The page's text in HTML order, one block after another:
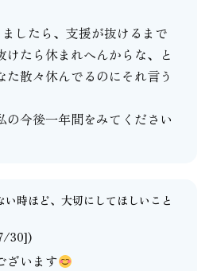
したら、支援が抜けるまで
けたら休まれへんからな、と
た散々休んでるのにそれ言う
の今後一年間をみてください
時ほど、大切にしてほしいこと
30])
ざいます